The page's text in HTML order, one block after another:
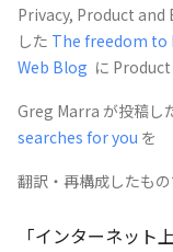
Privacy, Product
した The freedom to
Web Blog に
Greg Marra が投稿し
searches for you を
翻訳・再構成したも
「インターネット